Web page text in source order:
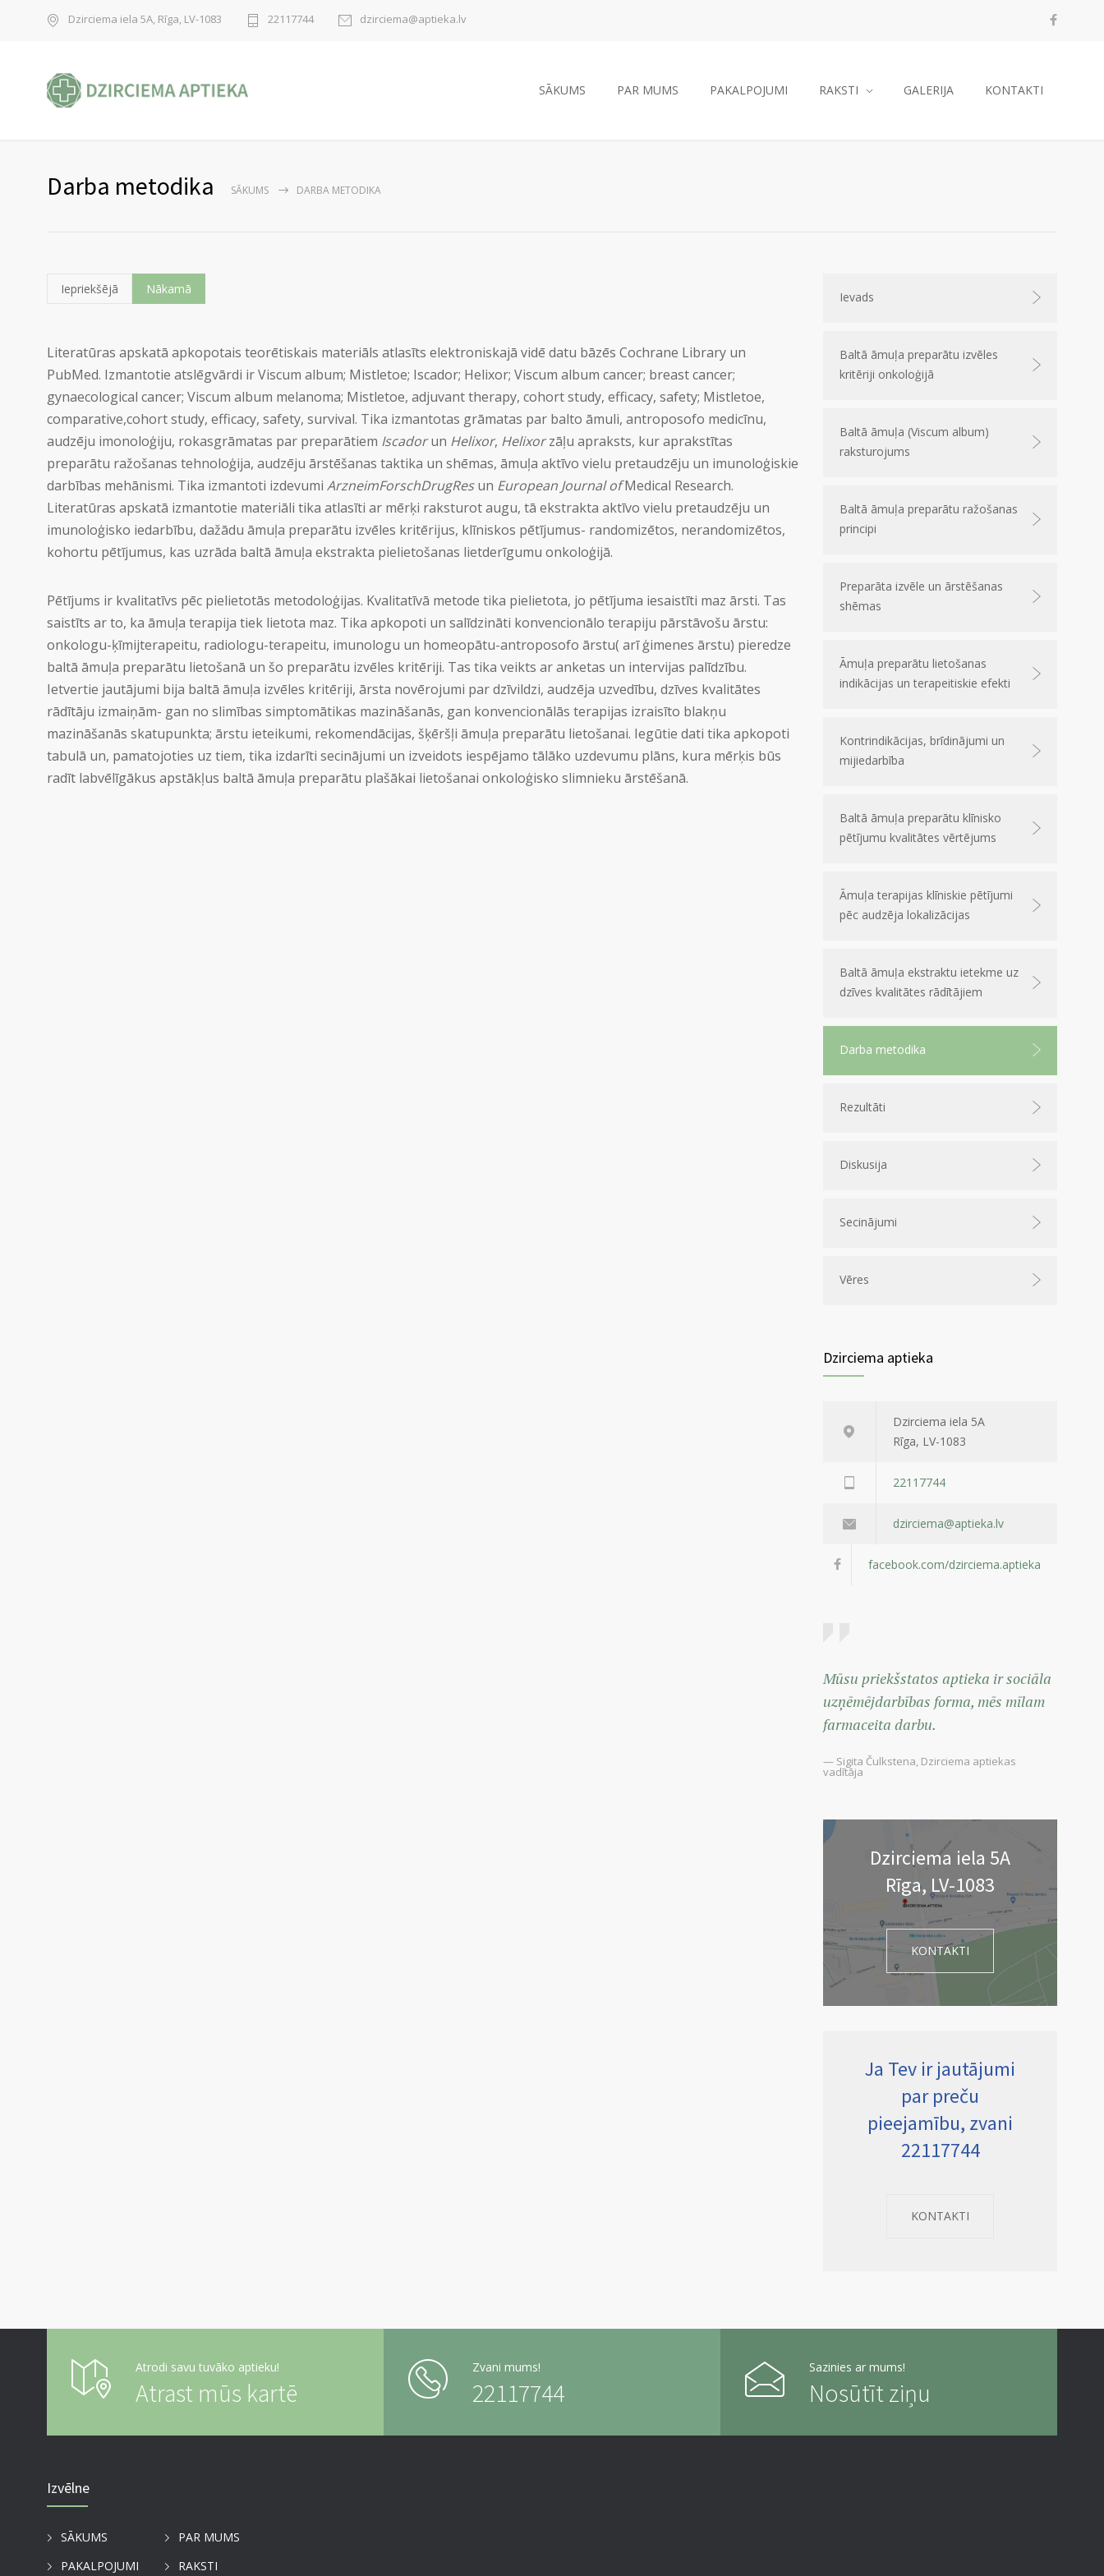
Dzirciema iela 5A, Rīga, LV-1083 22117744 dzirciema@aptieka.lv
SĀKUMS PAR MUMS PAKALPOJUMI RAKSTI GALERIJA KONTAKTI
Darba metodika SĀKUMS DARBA METODIKA
Iepriekšējā Nākamā
Literatūras apskatā apkopotais teorētiskais materiāls atlasīts elektroniskajā vidē datu bāzēs Cochrane Library un
PubMed. Izmantotie atslēgvārdi ir Viscum album; Mistletoe; Iscador; Helixor; Viscum album cancer; breast cancer;
gynaecological cancer; Viscum album melanoma; Mistletoe, adjuvant therapy, cohort study, efficacy, safety; Mistletoe,
comparative,cohort study, efficacy, safety, survival. Tika izmantotas grāmatas par balto āmuli, antroposofo medicīnu,
audzēju imonoloģiju, rokasgrāmatas par preparātiem Iscadorun Helixor, Helixorzāļu apraksts, kur aprakstītas
preparātu ražošanas tehnoloģija, audzēju ārstēšanas taktika un shēmas, āmuļa aktīvo vielu pretaudzēju un imunoloģiskie
darbības mehānismi. Tika izmantoti izdevumi ArzneimForschDrugResun European Journal ofMedical Research.
Literatūras apskatā izmantotie materiāli tika atlasīti ar mērķi raksturot augu, tā ekstrakta aktīvo vielu pretaudzēju un
imunoloģisko iedarbību, dažādu āmuļa preparātu izvēles kritērijus, klīniskos pētījumus- randomizētos, nerandomizētos,
kohortu pētījumus, kas uzrāda baltā āmuļa ekstrakta pielietošanas lietderīgumu onkoloģijā.
Pētījums ir kvalitatīvs pēc pielietotās metodoloģijas. Kvalitatīvā metode tika pielietota, jo pētījuma iesaistīti maz ārsti. Tas
saistīts ar to, ka āmuļa terapija tiek lietota maz. Tika apkopoti un salīdzināti konvencionālo terapiju pārstāvošu ārstu:
onkologu-ķīmijterapeitu, radiologu-terapeitu, imunologu un homeopātu-antroposofo ārstu( arī ģimenes ārstu) pieredze
baltā āmuļa preparātu lietošanā un šo preparātu izvēles kritēriji. Tas tika veikts ar anketas un intervijas palīdzību.
Ietvertie jautājumi bija baltā āmuļa izvēles kritēriji, ārsta novērojumi par dzīvildzi, audzēja uzvedību, dzīves kvalitātes
rādītāju izmaiņām- gan no slimības simptomātikas mazināšanās, gan konvencionālās terapijas izraisīto blakņu
mazināšanās skatupunkta; ārstu ieteikumi, rekomendācijas, šķēršļi āmuļa preparātu lietošanai. Iegūtie dati tika apkopoti
tabulā un, pamatojoties uz tiem, tika izdarīti secinājumi un izveidots iespējamo tālāko uzdevumu plāns, kura mērķis būs
radīt labvēlīgākus apstākļus baltā āmuļa preparātu plašākai lietošanai onkoloģisko slimnieku ārstēšanā.
Ievads
Baltā āmuļa preparātu izvēles
kritēriji onkoloģijā
Baltā āmuļa (Viscum album)
raksturojums
Baltā āmuļa preparātu ražošanas
principi
Preparāta izvēle un ārstēšanas
shēmas
Āmuļa preparātu lietošanas
indikācijas un terapeitiskie efekti
Kontrindikācijas, brīdinājumi un
mijiedarbība
Baltā āmuļa preparātu klīnisko
pētījumu kvalitātes vērtējums
Āmuļa terapijas klīniskie pētījumi
pēc audzēja lokalizācijas
Baltā āmuļa ekstraktu ietekme uz
dzīves kvalitātes rādītājiem
Darba metodika
Rezultāti
Diskusija
Secinājumi
Vēres
Dzirciema aptieka
Dzirciema iela 5A
Rīga, LV-1083
22117744
dzirciema@aptieka.lv
facebook.com/dzirciema.aptieka
Mūsu priekšstatos aptieka ir sociāla
uzņēmējdarbības forma, mēs mīlam
farmaceita darbu.
— Sigita Čulkstena, Dzirciema aptiekas
vadītāja
Dzirciema iela 5A
Rīga, LV-1083
KONTAKTI
Ja Tev ir jautājumi
par preču
pieejamību, zvani
22117744
KONTAKTI
Atrodi savu tuvāko aptieku!
Atrast mūs kartē
Zvani mums!
22117744
Sazinies ar mums!
Nosūtīt ziņu
Izvēlne
SĀKUMS
PAR MUMS
PAKALPOJUMI
RAKSTI